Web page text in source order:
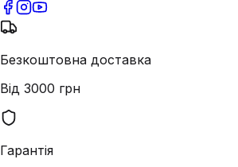
Безкоштовна доставка
Від 3000 грн
Гарантія